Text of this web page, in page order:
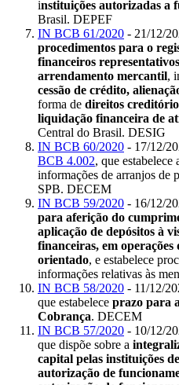
instituições autorizadas a
Brasil. DEPEF
IN BCB 61/2020 - 21/12/
procedimentos para o
financeiros
arrendamento mercantil,
cessão de crédito,
forma de direitos
liquidação financeira de
Central do Brasil. DESIG
IN BCB 60/2020 - 17/12/
BCB 4.002, que estabelece
informações de arranjos de
SPB. DECEM
IN BCB 59/2020 - 16/12/
para aferição do
aplicação de depósitos à
financeiras, em
orientado, e estabelece
informações relativas às
IN BCB 58/2020 - 11/12/
que estabelece prazo para
Cobrança. DECEM
IN BCB 57/2020 - 10/12/
que dispõe sobre a
capital pelas instituições
autorização de